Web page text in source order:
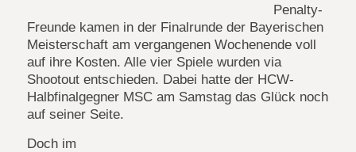
Penalty-
Freunde kamen in der Finalrunde der Bayerischen
Meisterschaft am vergangenen Wochenende voll
auf ihre Kosten. Alle vier Spiele wurden via
Shootout entschieden. Dabei hatte der HCW-
Halbfinalgegner MSC am Samstag das Glück noch
auf seiner Seite.
Doch im